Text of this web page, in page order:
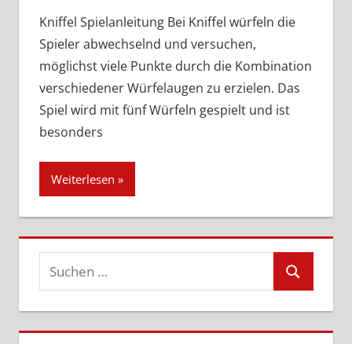
hinterlassen
Kniffel Spielanleitung Bei Kniffel würfeln die
Spieler abwechselnd und versuchen,
möglichst viele Punkte durch die Kombination
verschiedener Würfelaugen zu erzielen. Das
Spiel wird mit fünf Würfeln gespielt und ist
besonders
Weiterlesen
Suchen
nach:
Suchen